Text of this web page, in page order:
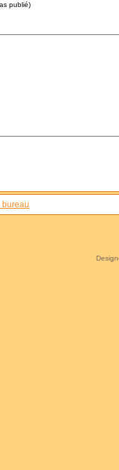
publié)
bureau